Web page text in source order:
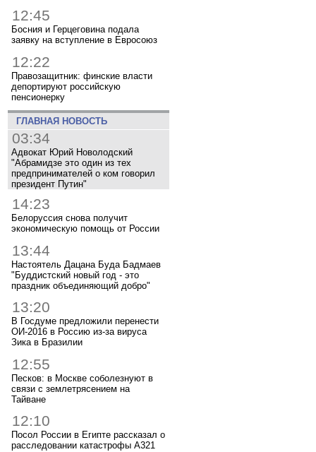
12:45
Босния и Герцеговина подала
заявку на вступление в Евросоюз
12:22
Правозащитник: финские власти
депортируют российскую
пенсионерку
ГЛАВНАЯ НОВОСТЬ
03:34
Адвокат Юрий Новолодский
"Абрамидзе это один из тех
предпринимателей о ком говорил
президент Путин"
14:23
Белоруссия снова получит
экономическую помощь от России
13:44
Настоятель Дацана Буда Бадмаев
"Буддистский новый год - это
праздник объединяющий добро"
13:20
В Госдуме предложили перенести
ОИ-2016 в Россию из-за вируса
Зика в Бразилии
12:55
Песков: в Москве соболезнуют в
связи с землетрясением на
Тайване
12:10
Посол России в Египте рассказал о
расследовании катастрофы A321